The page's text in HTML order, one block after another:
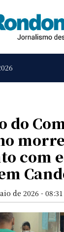
do
com
de 2026 -